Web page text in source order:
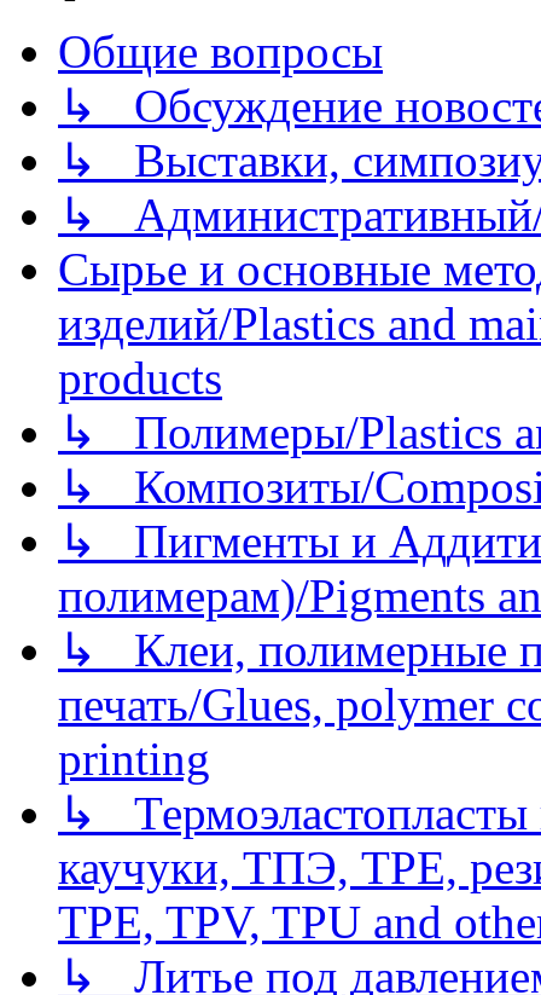
Общие вопросы
↳ Обсуждение
↳ Выставки,
↳
Сырье и основные
изделий/Plastics and
products
↳ Полимеры/Plastics
↳ Композиты/
↳ Пигменты и
полимерам)/Pigments
↳ Клеи, полимерные
печать/Glues, polymer
printing
↳
каучуки, ТПЭ, TPE,
TPE, TPV, TPU and
↳ Литье под